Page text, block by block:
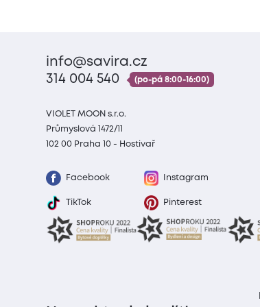
info@savira.cz
314 004 540
(po-pá 8:00-16:00)
VIOLET MOON s.r.o.
Průmyslová 1472/11
102 00 Praha 10 - Hostivař
Facebook Instagram
TikTok Pinterest